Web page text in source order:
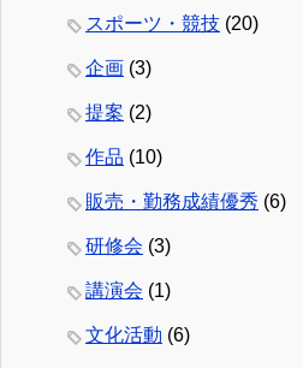
スポーツ・競技 (20)
企画 (3)
提案 (2)
作品 (10)
販売・勤務成績優秀 (6)
研修会 (3)
講演会 (1)
文化活動 (6)